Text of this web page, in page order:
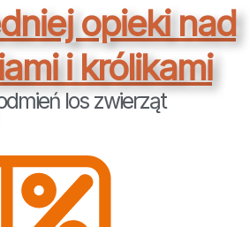
opieki nad
i królikami
los zwierząt